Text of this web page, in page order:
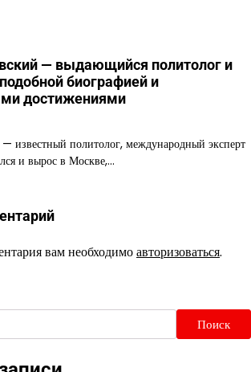
— выдающийся политолог и
биографией и
достижениями
известный политолог, международный эксперт
и вырос в Москве,…
вам необходимоавторизоваться.
Поиск